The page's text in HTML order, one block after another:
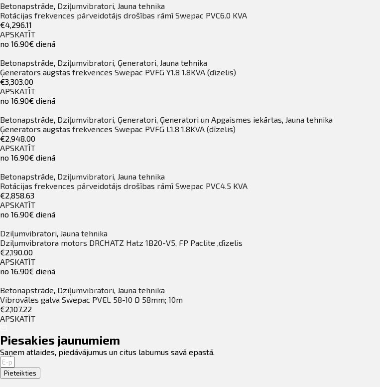
Betonapstrāde Dziļumvibratori Jauna tehnika
Rotācijas frekvences pārveidotājs drošības rāmī Swepac PVC6.0 KVA
€4,296.11
APSKATĪT
no 16.90€ dienā
Betonapstrāde Dziļumvibratori Ģeneratori Jauna tehnika
Ģenerators augstas frekvences Swepac PVFG Y1.8 1.8KVA (dīzelis)
€3,303.00
APSKATĪT
no 16.90€ dienā
Betonapstrāde Dziļumvibratori Ģeneratori Ģeneratori un Apgaismes iekārtas Jauna tehnika
Ģenerators augstas frekvences Swepac PVFG L1.8 1.8KVA (dīzelis)
€2,948.00
APSKATĪT
no 16.90€ dienā
Betonapstrāde Dziļumvibratori Jauna tehnika
Rotācijas frekvences pārveidotājs drošības rāmī Swepac PVC4.5 KVA
€2,858.63
APSKATĪT
no 16.90€ dienā
Dziļumvibratori Jauna tehnika
Dziļumvibratora motors DRCHATZ Hatz 1B20-V5, FP Paclite ,dīzelis
€2,190.00
APSKATĪT
no 16.90€ dienā
Betonapstrāde Dziļumvibratori Jauna tehnika
Vibrovāles galva Swepac PVEL 58-10 Ø 58mm; 10m
€2,107.22
APSKATĪT
Piesakies jaunumiem
Saņem atlaides, piedāvājumus un citus labumus savā epastā.
Pieteikties